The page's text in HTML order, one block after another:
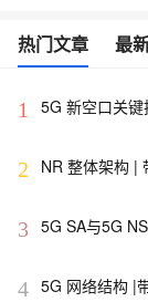
热门文章 最
1
5G 新空口关
2 NR 整体架构 |
3 5G SA与5G
4 5G 网络结构 |